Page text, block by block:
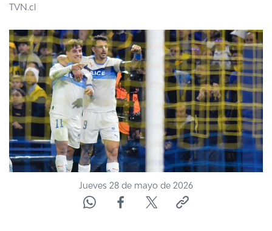
PROGRAMAS
TELESERIES
NTV
ACTUALIDAD Y TENDENCIAS
CORPORATIVO Y TRANSPARENCIA
CANAL DE DENUNCIAS
ÁREA DE PROYECTOS
TVN.cl
Jueves 28 de mayo de 2026